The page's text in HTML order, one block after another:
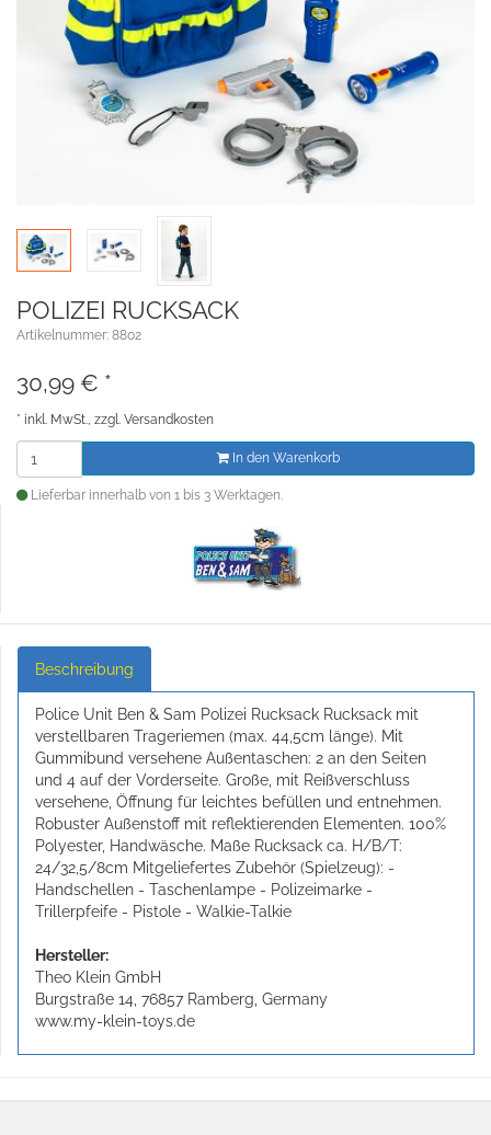
POLIZEI RUCKSACK
Artikelnummer: 8802
30,99 € *
* inkl. MwSt., zzgl. Versandkosten
In den Warenkorb
Lieferbar innerhalb von 1 bis 3 Werktagen.
Beschreibung
Police Unit Ben & Sam Polizei Rucksack Rucksack mit
verstellbaren Trageriemen (max. 44,5cm länge). Mit
Gummibund versehene Außentaschen: 2 an den Seiten
und 4 auf der Vorderseite. Große, mit Reißverschluss
versehene, Öffnung für leichtes befüllen und entnehmen.
Robuster Außenstoff mit reflektierenden Elementen. 100%
Polyester, Handwäsche. Maße Rucksack ca. H/B/T:
24/32,5/8cm Mitgeliefertes Zubehör (Spielzeug): -
Handschellen - Taschenlampe - Polizeimarke -
Trillerpfeife - Pistole - Walkie-Talkie
Hersteller:
Theo Klein GmbH
Burgstraße 14, 76857 Ramberg, Germany
www.my-klein-toys.de